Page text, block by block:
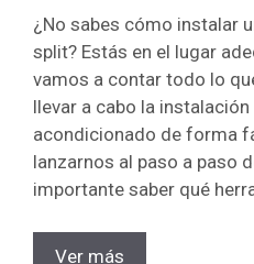
¿No sabes cómo instalar
split? Estás en el lugar
vamos a contar todo lo
llevar a cabo la
acondicionado de forma
lanzarnos al paso a paso
importante saber qué
Ver más